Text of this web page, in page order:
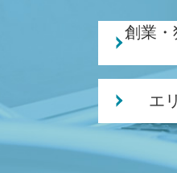
創業・
創業
創業 助
個人事
個人事
エ
創業支
会社設